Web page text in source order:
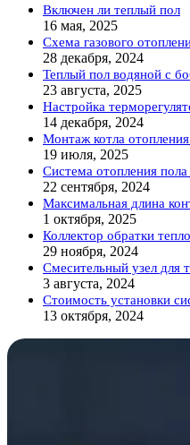
Включен ли теплый пол
16 мая, 2025
Схема газового
28 декабря, 2024
Теплый пол водяной с
23 августа, 2025
Настройка
14 декабря, 2024
Монтаж котла
19 июля, 2025
Система отопления
22 сентября, 2024
Максимальная длина
1 октября, 2025
Коллектор обратки
29 ноября, 2024
Смесительный узел для
3 августа, 2024
Стоимость установки
13 октября, 2024